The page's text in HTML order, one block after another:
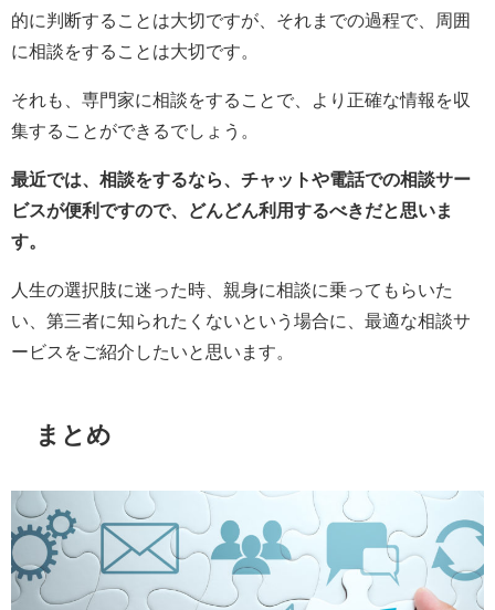
的に判断することは大切ですが、それまでの過程で、周囲
に相談をすることは大切です。
それも、専門家に相談をすることで、より正確な情報を収
集することができるでしょう。
最近では、相談をするなら、チャットや電話での相談サー
ビスが便利ですので、どんどん利用するべきだと思いま
す。
人生の選択肢に迷った時、親身に相談に乗ってもらいた
い、第三者に知られたくないという場合に、最適な相談サ
ービスをご紹介したいと思います。
まとめ